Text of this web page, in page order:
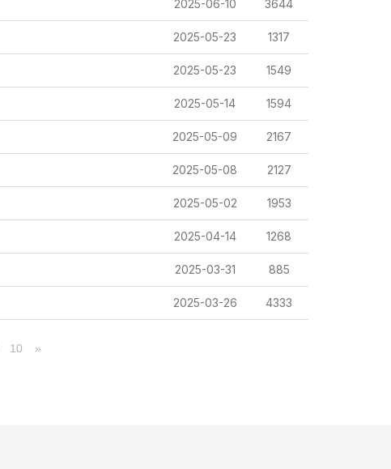
2025-06-10 3644
2025-05-23 1317
2025-05-23 1549
2025-05-14 1594
2025-05-09 2167
2025-05-08 2127
2025-05-02 1953
2025-04-14 1268
2025-03-31 885
2025-03-26 4333
10 »